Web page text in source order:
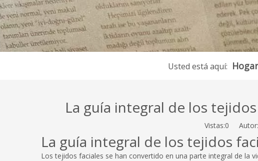
Usted está aquí: Hogar
La guía integral de los
Vistas:0
La guía integral de los tejidos
Los tejidos faciales se han convertido en una parte integral de la